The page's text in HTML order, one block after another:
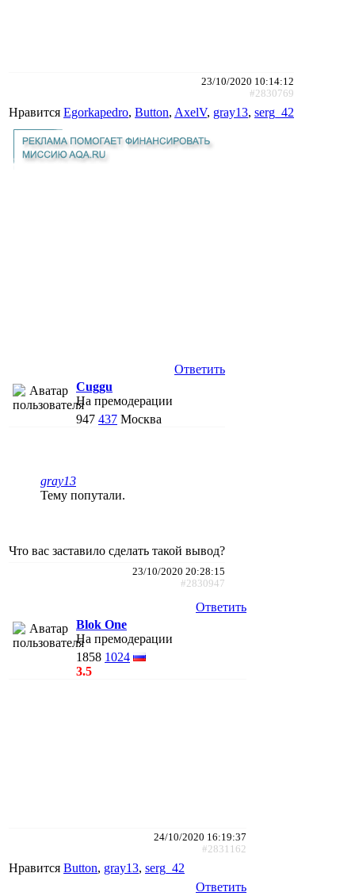
23/10/2020 10:14:12
#2830769
Нравится Egorkapedro, Button, AxelV, gray13, serg_42
Ответить
Cuggu
На премодерации
947 437 Москва
gray13
Тему попутали.
Что вас заставило сделать такой вывод?
23/10/2020 20:28:15
#2830947
Ответить
Blok One
На премодерации
1858 1024
3.5
24/10/2020 16:19:37
#2831162
Нравится Button, gray13, serg_42
Ответить